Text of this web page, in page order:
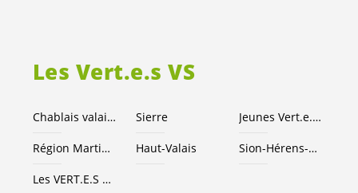
Les Vert.e.s VS
Chablais valaisan Sierre Jeunes Vert.e.x.s
Région Martigny Haut-Valais Sion-Hérens-Conthey
Les VERT.E.S